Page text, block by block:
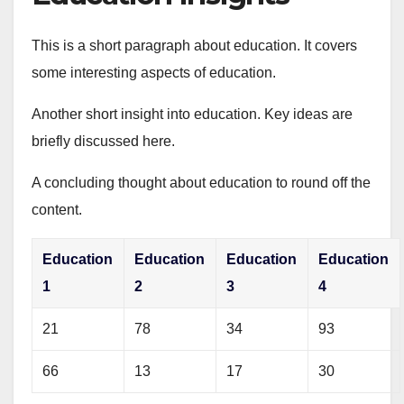
This is a short paragraph about education. It covers
some interesting aspects of education.
Another short insight into education. Key ideas are
briefly discussed here.
A concluding thought about education to round off the
content.
Education
1
Education
2
Education
3
Education
4
21 78 34 93
66 13 17 30